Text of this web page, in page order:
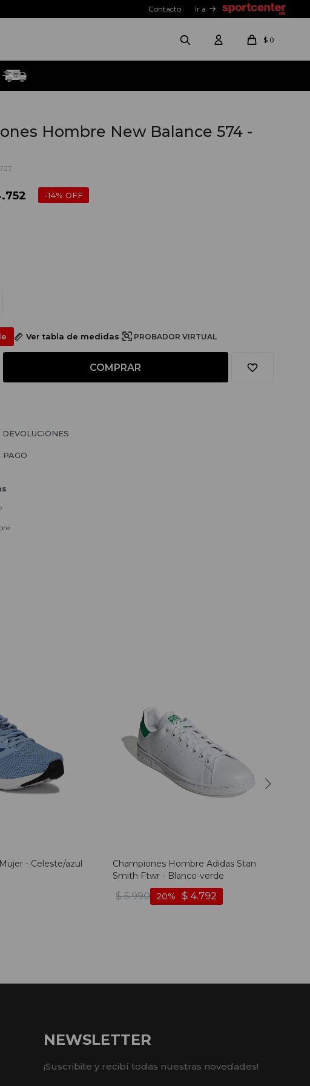
$ 0
Contacto Ir a
Hombre New Balance 574 -
14
Ver tabla de medidas PROBADOR VIRTUAL
COMPRAR
PAGO
- Celeste/azul
Championes Hombre Adidas Stan
Smith Ftwr - Blanco-verde
$ 5.990 $ 4.792
20
NEWSLETTER
¡Suscribite y recibí todas nuestras novedades!